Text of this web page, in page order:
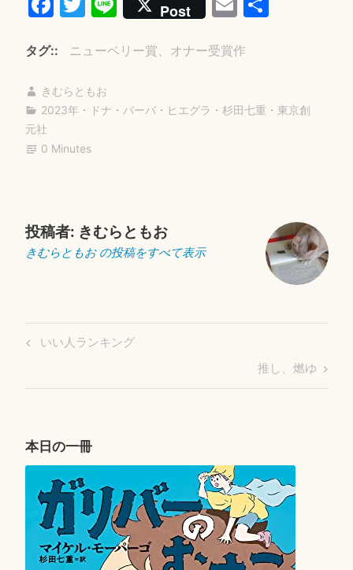
bo
ok
tte
r
ne
Post
ail
タグ: ニューベリー賞、オナー受賞作
きむらともお
2023年 ・ ドナ・バーバ・ヒエグラ ・ 杉田七重 ・ 東京創
元社
0 Minutes
投稿者: きむらともお
きむらともお の投稿をすべて表示
投
ー
シ
ン
Previous
いい人ランキング
Next
Post
推し、燃ゆ
本日の一冊